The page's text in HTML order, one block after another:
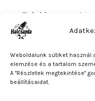
Weboldalunk sütiket használ
elemzése és a tartalom
A "Részletek megtekintése"
beállításaidat.
Tulajdonos
:
Székhely és
Közösségi
Bankszámlaszám: